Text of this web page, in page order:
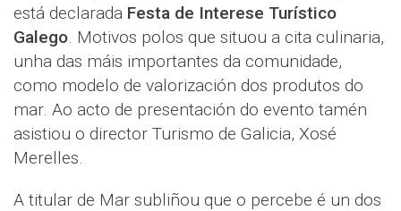
está declarada Festa de Interese Turístico
Galego. Motivos polos que situou a cita culinaria,
unha das máis importantes da comunidade,
como modelo de valorización dos produtos do
mar. Ao acto de presentación do evento tamén
asistiou o director Turismo de Galicia, Xosé
Merelles.
A titular de Mar subliñou que o percebe é un dos